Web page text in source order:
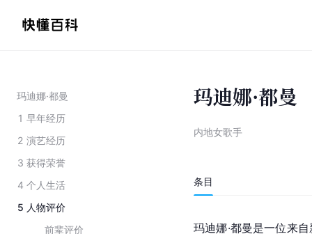
玛迪娜·都曼
1 早年经历
2 演艺经历
3 获得荣誉
4 个人生活
5 人物评价
前辈评价
玛迪娜·都曼
内地女歌手
条目
玛迪娜·都曼是一位来